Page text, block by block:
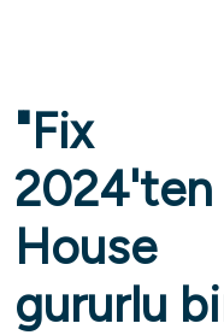
"Fix
2024'ten
House
gururlu